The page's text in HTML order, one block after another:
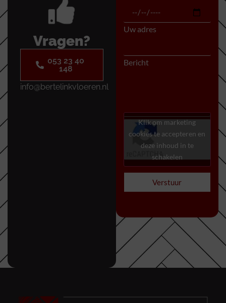
Vragen?
053 23 40
148
info@bertelinkvloeren.nl
Uw adres
Bericht
Klik om marketing
cookies te accepteren en
deze inhoud in te
schakelen
Verstuur